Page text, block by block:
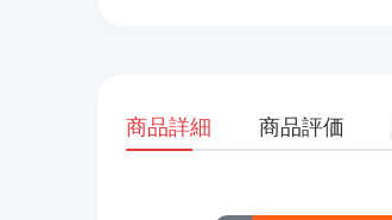
商品詳細 商品評価